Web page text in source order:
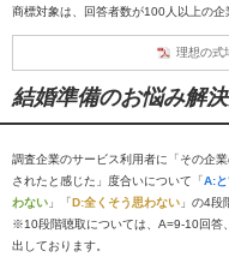
商標対象は、回答者数が100人以上の企
理想の式
結婚準備のお悩み解
調査企業のサービス利用者に「その企
されたと感じた」度合いについて「A:と
わない 」「D:全くそう思わない 」の4段
※10段階聴取については、A=9-10回答
出しております。